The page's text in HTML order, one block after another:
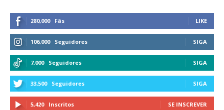
280,000 Fãs LIKE
106,000 Seguidores SIGA
7,000 Seguidores SIGA
33,500 Seguidores SIGA
5,420 Inscritos SE INSCREVER